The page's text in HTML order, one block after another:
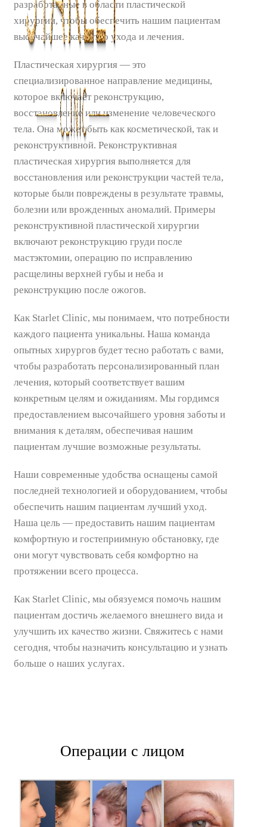
разработанные в области пластической
хирургии, чтобы обеспечить нашим пациентам
высочайшее качество ухода и лечения.
Пластическая хирургия — это
специализированное направление медицины,
которое включает реконструкцию,
восстановление или изменение человеческого
тела. Она может быть как косметической, так и
реконструктивной. Реконструктивная
пластическая хирургия выполняется для
восстановления или реконструкции частей тела,
которые были повреждены в результате травмы,
болезни или врожденных аномалий. Примеры
реконструктивной пластической хирургии
включают реконструкцию груди после
мастэктомии, операцию по исправлению
расщелины верхней губы и неба и
реконструкцию после ожогов.
Как Starlet Clinic, мы понимаем, что потребности
каждого пациента уникальны. Наша команда
опытных хирургов будет тесно работать с вами,
чтобы разработать персонализированный план
лечения, который соответствует вашим
конкретным целям и ожиданиям. Мы гордимся
предоставлением высочайшего уровня заботы и
внимания к деталям, обеспечивая нашим
пациентам лучшие возможные результаты.
Наши современные удобства оснащены самой
последней технологией и оборудованием, чтобы
обеспечить нашим пациентам лучший уход.
Наша цель — предоставить нашим пациентам
комфортную и гостеприимную обстановку, где
они могут чувствовать себя комфортно на
протяжении всего процесса.
Как Starlet Clinic, мы обязуемся помочь нашим
пациентам достичь желаемого внешнего вида и
улучшить их качество жизни. Свяжитесь с нами
сегодня, чтобы назначить консультацию и узнать
больше о наших услугах.
Операции с лицом